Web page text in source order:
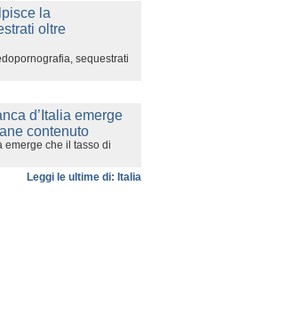
sequestrati
emerge che il tasso di
Leggi le ultime di: Italia